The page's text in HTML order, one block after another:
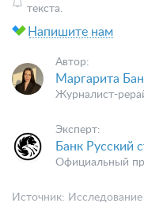
текста.
Напишите нам
Автор:
Маргарита
Журналист-
Эксперт:
Банк Русский
Официальный
Источник: Исследование